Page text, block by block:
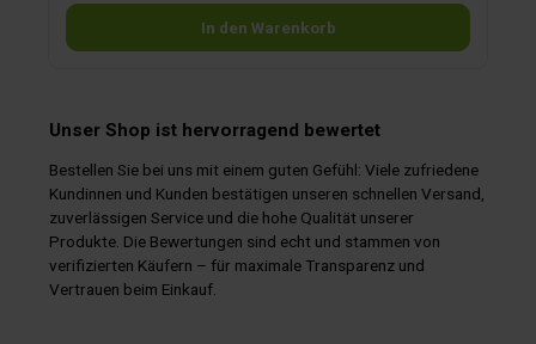
In den Warenkorb
Unser Shop ist hervorragend bewertet
Bestellen Sie bei uns mit einem guten Gefühl: Viele zufriedene
Kundinnen und Kunden bestätigen unseren schnellen Versand,
zuverlässigen Service und die hohe Qualität unserer
Produkte. Die Bewertungen sind echt und stammen von
verifizierten Käufern – für maximale Transparenz und
Vertrauen beim Einkauf.